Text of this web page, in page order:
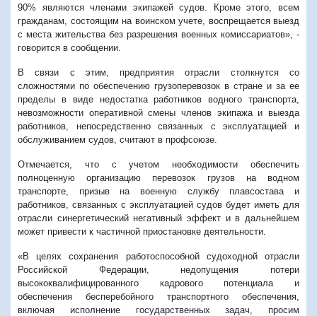
90% являются членами экипажей судов. Кроме этого, всем
гражданам, состоящим на воинском учете, воспрещается выезд
с места жительства без разрешения военных комиссариатов», -
говорится в сообщении.
В связи с этим, предприятия отрасли столкнутся со
сложностями по обеспечению грузоперевозок в стране и за ее
пределы в виде недостатка работников водного транспорта,
невозможности оперативной смены членов экипажа и выезда
работников, непосредственно связанных с эксплуатацией и
обслуживанием судов, считают в профсоюзе.
Отмечается, что с учетом необходимости обеспечить
полноценную организацию перевозок грузов на водном
транспорте, призыв на военную службу плавсостава и
работников, связанных с эксплуатацией судов будет иметь для
отрасли синергетический негативный эффект и в дальнейшем
может привести к частичной приостановке деятельности.
«В целях сохранения работоспособной судоходной отрасли
Российской Федерации, недопущения потери
высококвалифицированного кадрового потенциала и
обеспечения бесперебойного транспортного обеспечения,
включая исполнение государственных задач, просим